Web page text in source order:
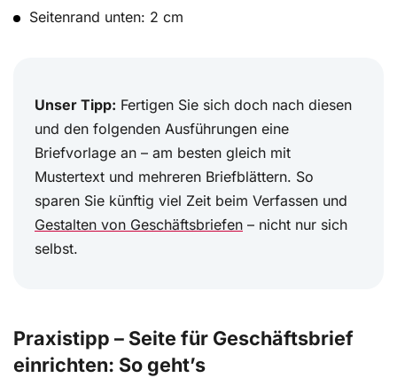
Seitenrand unten: 2 cm
Unser Tipp: Fertigen Sie sich doch nach diesen
und den folgenden Ausführungen eine
Briefvorlage an – am besten gleich mit
Mustertext und mehreren Briefblättern. So
sparen Sie künftig viel Zeit beim Verfassen und
Gestalten von Geschäftsbriefen – nicht nur sich
selbst.
Praxistipp – Seite für Geschäftsbrief
einrichten: So geht’s